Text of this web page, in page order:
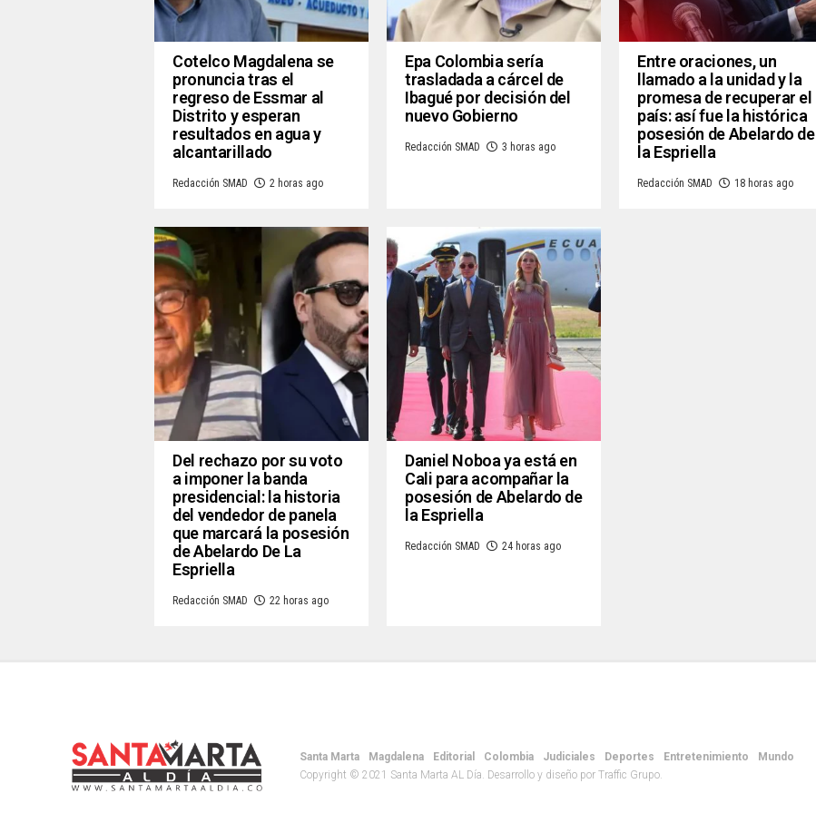
Cotelco Magdalena se
pronuncia tras el
regreso de Essmar al
Distrito y esperan
resultados en agua y
alcantarillado
Redacción SMAD 2 horas ago
Epa Colombia sería
trasladada a cárcel de
Ibagué por decisión del
nuevo Gobierno
Redacción SMAD 3 horas ago
Entre oraciones, un
llamado a la unidad y la
promesa de recuperar el
país: así fue la histórica
posesión de Abelardo de
la Espriella
Redacción SMAD 18 horas ago
Del rechazo por su voto
a imponer la banda
presidencial: la historia
del vendedor de panela
que marcará la posesión
de Abelardo De La
Espriella
Redacción SMAD 22 horas ago
Daniel Noboa ya está en
Cali para acompañar la
posesión de Abelardo de
la Espriella
Redacción SMAD 24 horas ago
Santa Marta Magdalena Editorial Colombia Judiciales Deportes Entretenimiento
Mundo
Copyright © 2021 Santa Marta AL Día. Desarrollo y diseño por Traffic Grupo.